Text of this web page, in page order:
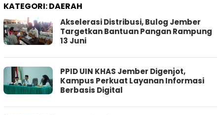
KATEGORI:DAERAH
Akselerasi Distribusi, Bulog Jember
Targetkan Bantuan Pangan Rampung
13 Juni
PPID UIN KHAS Jember Digenjot,
Kampus Perkuat Layanan Informasi
Berbasis Digital